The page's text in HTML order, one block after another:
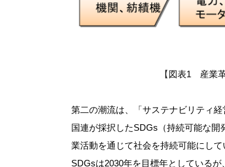
【図表1 産業
第二の潮流は、「サステナビリティ経
国連が採択したSDGs（持続可能な
業活動を通じて社会を持続可能にし
SDGsは2030年を目標年としている